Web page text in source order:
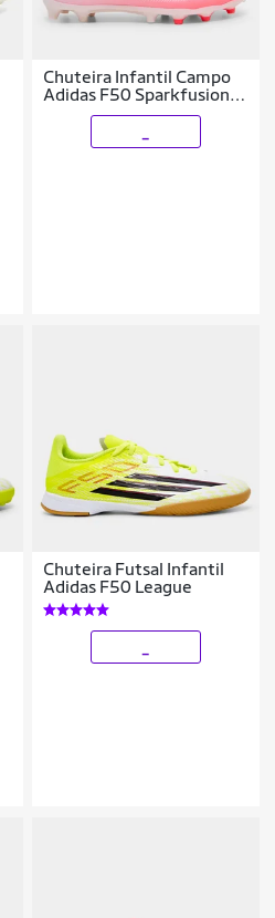
Chuteira Infantil Campo
Adidas F50 Sparkfusion
League
Chuteira Futsal Infantil
Adidas F50 League